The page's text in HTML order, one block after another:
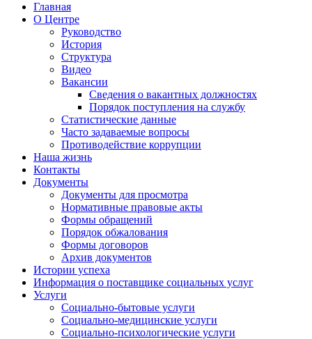
Главная
О Центре
Руководство
История
Структура
Видео
Вакансии
Сведения о вакантных должностях
Порядок поступления на службу
Статистические данные
Часто задаваемые вопросы
Противодействие коррупции
Наша жизнь
Контакты
Документы
Документы для просмотра
Нормативные правовые акты
Формы обращений
Порядок обжалования
Формы договоров
Архив документов
Истории успеха
Информация о поставщике социальных услуг
Услуги
Социально-бытовые услуги
Социально-медицинские услуги
Социально-психологические услуги